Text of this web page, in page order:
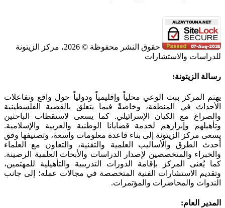
حقوق النشر محفوظة © 2026، مركز الزيتونة
للدراسات والاستشارات
Toggle
Bar
Area
رسالة الزيتونة:
يهتم المركز ببث الوعي محلياً وإقليمياً ودولياً حول واقع وتفاعلات
الأحداث في المنطقة، وخاصةً فيما يتعلق بالقضية الفلسطينية
والصراع مع الكيان الإسرائيلي. كما يسعى لاستقطاب الباحثين
وتأهيلهم وإبرازهم لخدمة قضايانا الوطنية والعربية والإسلامية.
يسعى مركز الزيتونة إلى بناء قاعدة معلومات واسعة، وتصنيفها وفق
أحدث الطرق والأساليب العلمية والتقنية، والتعاون مع العلماء
والخبراء والمتخصصين لإصدار الدراسات والأبحاث العلمية الرصينة.
كما يُعنى المركز بإقامة الدورات التدريبية والتأهيلية للمهتمين،
وتقديم الاستشارات الفنية المتخصصة في مجالات عمله؛ إلى جانب
الندوات والمحاضرات والمؤتمرات.
المدير العام: